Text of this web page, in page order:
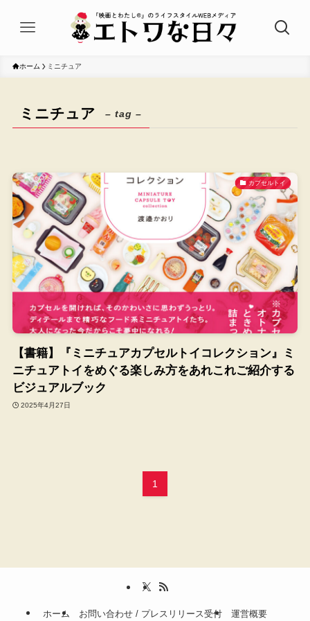
ホーム ミニチュア
ミニチュア – tag –
カプセルトイ
【書籍】『ミニチュアカプセルトイコレクション』ミ
ニチュアトイをめぐる楽しみ方をあれこれご紹介する
ビジュアルブック
2025年4月27日
1
ホーム お問い合わせ / プレスリリース受付 運営概要